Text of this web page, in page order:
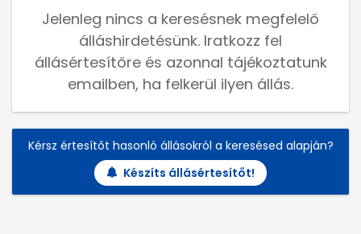
Jelenleg nincs a keresésnek megfelelő
álláshirdetésünk. Iratkozz fel
állásértesítőre és azonnal tájékoztatunk
emailben, ha felkerül ilyen állás.
Kérsz értesítőt hasonló állásokról a keresésed alapján?
Készíts állásértesítőt!